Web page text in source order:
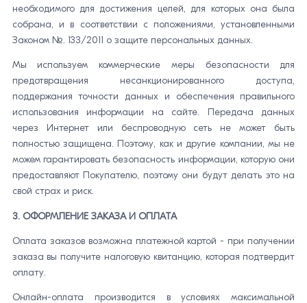
необходимого для достижения целей, для которых она была
собрана, и в соответствии с положениями, установленными
Законом №. 133/2011 о защите персональных данных.
Мы используем коммерческие меры безопасности для
предотвращения несанкционированного доступа,
поддержания точности данных и обеспечения правильного
использования информации на сайте. Передача данных
через Интернет или беспроводную сеть не может быть
полностью защищена. Поэтому, как и другие компании, мы не
можем гарантировать безопасность информации, которую они
предоставляют Покупателю, поэтому они будут делать это на
свой страх и риск.
3. ОФОРМЛЕНИЕ ЗАКАЗА И ОПЛАТА
Оплата заказов возможна платежной картой - при получении
заказа вы получите налоговую квитанцию, которая подтвердит
оплату.
Онлайн-оплата производится в условиях максимальной